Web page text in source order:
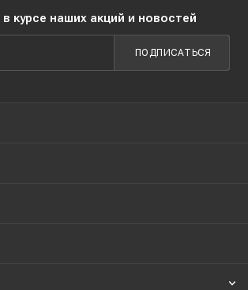
в курсе наших акций и новостей
ПОДПИСАТЬСЯ